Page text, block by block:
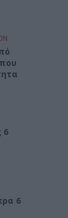
6
6